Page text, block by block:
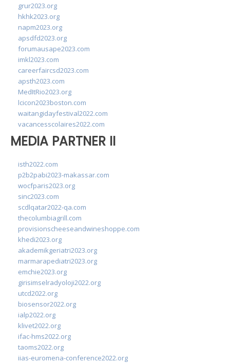
grur2023.org
hkhk2023.org
napm2023.org
apsdfd2023.org
forumausape2023.com
imkl2023.com
careerfaircsd2023.com
apsth2023.com
MedItRio2023.org
lcicon2023boston.com
waitangidayfestival2022.com
vacancesscolaires2022.com
MEDIA PARTNER II
isth2022.com
p2b2pabi2023-makassar.com
wocfparis2023.org
sinc2023.com
scdlqatar2022-qa.com
thecolumbiagrill.com
provisionscheeseandwineshoppe.com
khedi2023.org
akademikgeriatri2023.org
marmarapediatri2023.org
emchie2023.org
girisimselradyoloji2022.org
utcd2022.org
biosensor2022.org
ialp2022.org
klivet2022.org
ifac-hms2022.org
taoms2022.org
iias-euromena-conference2022.org